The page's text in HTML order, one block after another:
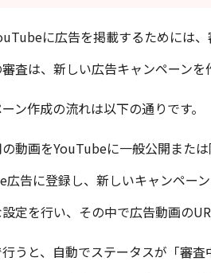
に広告を掲載するためには
査は、新しい広告キャンペーンを
ン作成の流れは以下の通りです。
の動画をYouTubeに一般公開また
広告に登録し、新しいキャンペー
設定を行い、その中で広告動画の
行うと、自動でステータスが「審